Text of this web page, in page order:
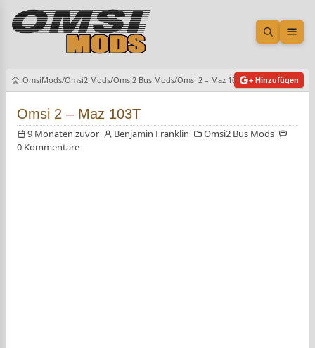
Suche
OmsiMods Omsi2 Mods Omsi2 Bus Mods Omsi 2 – Maz 103T + Hinzufügen
Omsi 2 – Maz 103T
9 Monaten zuvor Benjamin Franklin
Omsi2 Bus Mods
0 Kommentare